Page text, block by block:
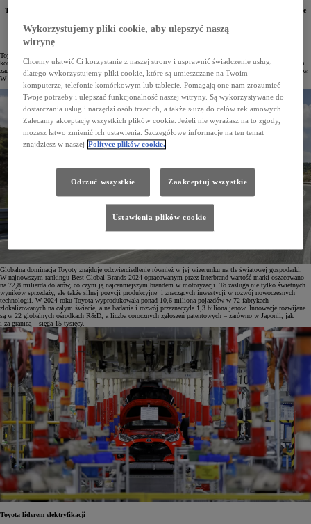
Toyota od 15 lat utrzymuje status najchętniej wybieranej marki motoryzacyjnej na świecie i pozostaje
łącznie 10,8 miliona pojazdów tej firmy, z czego aż 4,5 miliona stanowiły modele zelektryfikowane.
Na polskim rynku Toyota działa od 1991 roku i już od pięciu lat nieprzerwanie zajmuje pierwsze
Toyota Motor Corporation założona w 1937 roku w XXI wieku ugruntowała swoją pozycję jako największy
koncern motoryzacyjny na świecie. Obecna w ponad 170 krajach i regionach na sześciu kontynentach zdobyła
zaufanie klientów dzięki swojej niezrównanej reputacji w zakresie jakości, niezawodności i trwałości pojazdów.
W 2024 roku globalna sprzedaż marki osiągnęła poziom 10,8 miliona samochodów.
Globalna dominacja Toyoty znajduje odzwierciedlenie również w jej wizerunku na tle światowej gospodarki.
W najnowszym rankingu Best Global Brands 2024 opracowanym przez Interbrand wartość marki oszacowano
na 72,8 miliarda dolarów, co czyni ją najcenniejszym brandem w motoryzacji. To zasługa nie tylko świetnych
wyników sprzedaży, ale także silnej pozycji produkcyjnej i znaczących inwestycji w rozwój nowoczesnych
technologii. W 2024 roku Toyota wyprodukowała ponad 10,6 miliona pojazdów w 72 fabrykach
zlokalizowanych na całym świecie, a na badania i rozwój przeznaczyła 1,3 biliona jenów. Innowacje rozwijane
są w 22 globalnych ośrodkach R&D, a liczba corocznych zgłoszeń patentowych – zarówno w Japonii, jak
i za granicą – sięga 15 tysięcy.
Toyota liderem elektryfikacji
Wykorzystujemy pliki cookie, aby ulepszyć naszą
witrynę
Chcemy ułatwić Ci korzystanie z naszej strony i usprawnić świadczenie usług,
dlatego wykorzystujemy pliki cookie, które są umieszczane na Twoim
komputerze, telefonie komórkowym lub tablecie. Pomagają one nam zrozumieć
Twoje potrzeby i ulepszać funkcjonalność naszej witryny. Są wykorzystywane do
dostarczania usług i narzędzi osób trzecich, a także służą do celów reklamowych.
Zalecamy akceptację wszystkich plików cookie. Jeżeli nie wyrażasz na to zgody,
możesz łatwo zmienić ich ustawienia. Szczegółowe informacje na ten temat
znajdziesz w naszej Polityce plików cookie.
Odrzuć wszystkie Zaakceptuj wszystkie
Ustawienia plików cookie